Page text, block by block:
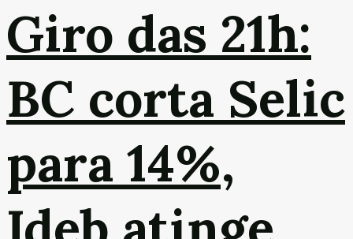
Giro das 21h:
BC corta Selic
para 14%,